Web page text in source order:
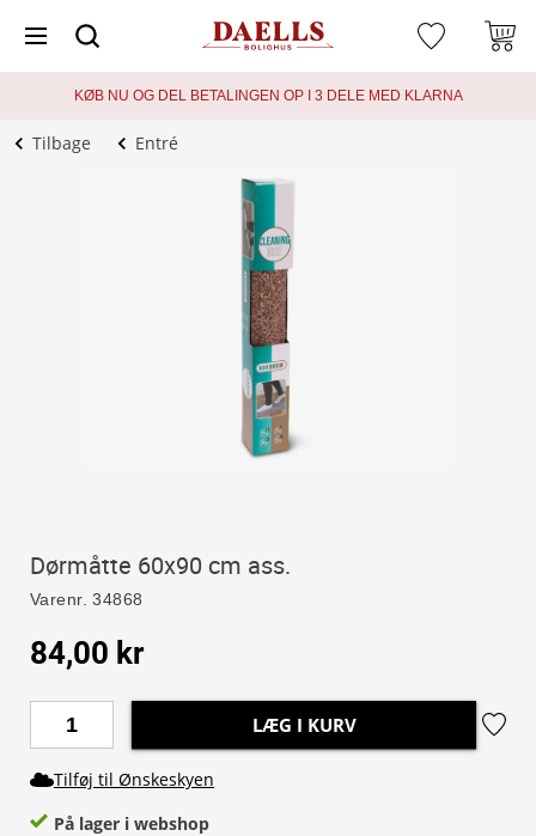
KØB NU OG DEL BETALINGEN OP I 3 DELE MED KLARNA
Tilbage Entré
Dørmåtte 60x90 cm ass.
Varenr. 34868
84,00 kr
LÆG I KURV
Tilføj til Ønskeskyen
På lager i webshop